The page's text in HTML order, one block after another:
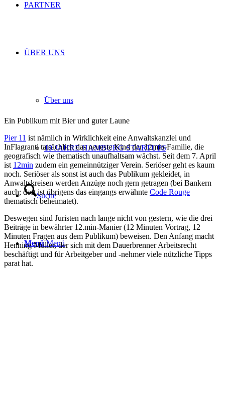
PARTNER
ÜBER UNS
Über uns
10 JAHRE HAMBURG STARTUPS
Suche
Menü Menü
Ein Publikum mit Bier und guter Laune
Pier 11 ist nämlich in Wirklichkeit eine Anwaltskanzlei und
InFlagranti tatsächlich das neueste Kind der 12min-Familie, die
geografisch wie thematisch unaufhaltsam wächst. Seit dem 7. April
ist 12min zudem ein gemeinnütziger Verein. Seriöser geht es kaum
noch. Seriöser als sonst ist auch das Publikum gekleidet, in
Anwaltskreisen werden Anzüge noch gern getragen (bei Bankern
auch; dort ist übrigens das eingangs erwähnte Code Rouge
thematisch beheimatet).
Deswegen sind Juristen nach lange nicht von gestern, wie die drei
Beiträge in bewährter 12.min-Manier (12 Minuten Vortrag, 12
Minuten Fragen aus dem Publikum) beweisen. Den Anfang macht
Henning Müller, der sich mit dem Dauerbrenner Arbeitsrecht
beschäftigt und für Arbeitgeber und -nehmer viele nützliche Tipps
parat hat.